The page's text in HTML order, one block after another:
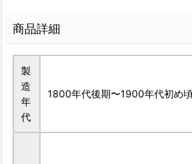
商品詳細
製
造
年
代
1800年代後期〜1900年代初め頃